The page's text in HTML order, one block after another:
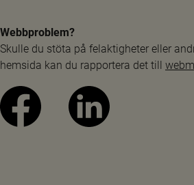
Webbproblem?
Skulle du stöta på felaktigheter eller
hemsida kan du rapportera det till